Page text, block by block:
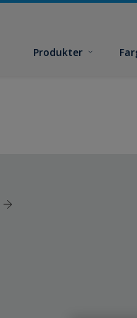
Produkter